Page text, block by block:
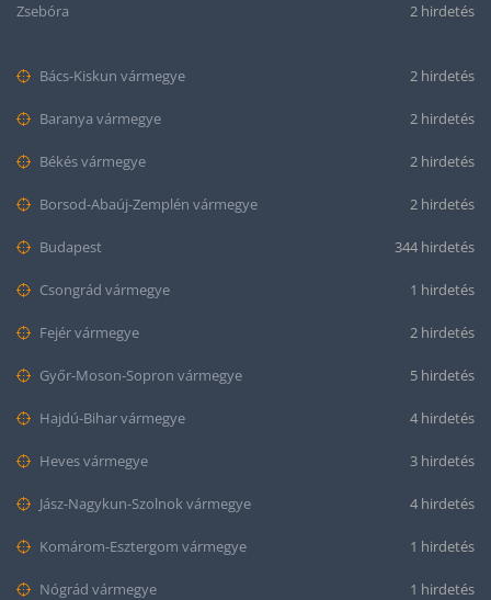
Zsebóra 2 hirdetés
Bács-Kiskun vármegye 2 hirdetés
Baranya vármegye 2 hirdetés
Békés vármegye 2 hirdetés
Borsod-Abaúj-Zemplén vármegye 2 hirdetés
Budapest 344 hirdetés
Csongrád vármegye 1 hirdetés
Fejér vármegye 2 hirdetés
Győr-Moson-Sopron vármegye 5 hirdetés
Hajdú-Bihar vármegye 4 hirdetés
Heves vármegye 3 hirdetés
Jász-Nagykun-Szolnok vármegye 4 hirdetés
Komárom-Esztergom vármegye 1 hirdetés
Nógrád vármegye 1 hirdetés